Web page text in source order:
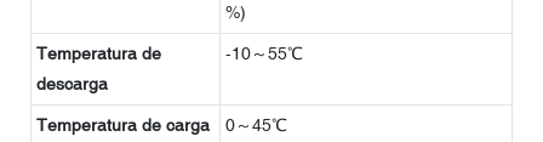
%)
Temperatura de
descarga
-10～55℃
Temperatura de carga 0～45℃